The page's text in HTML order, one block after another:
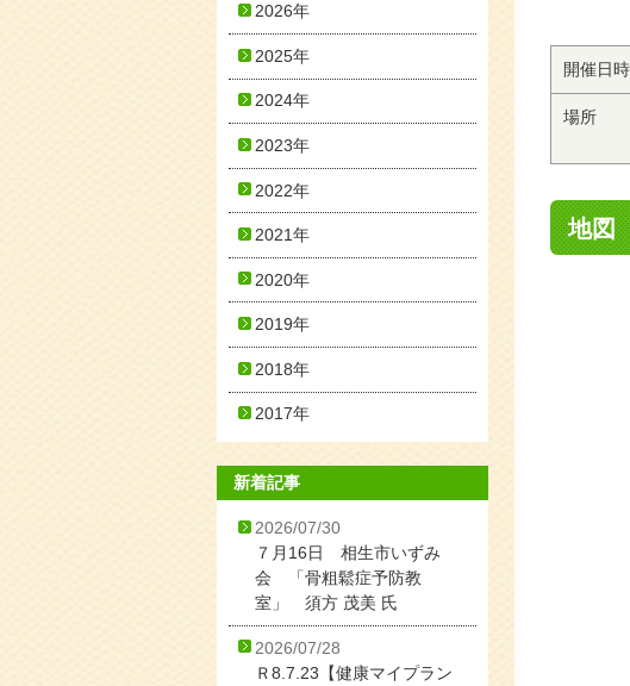
開催日時
場所
地図
2026年
2025年
2024年
2023年
2022年
2021年
2020年
2019年
2018年
2017年
新着記事
2026/07/30
７月16日 相生市いずみ
会 「骨粗鬆症予防教
室」 須方 茂美 氏
2026/07/28
Ｒ8.7.23【健康マイプラン